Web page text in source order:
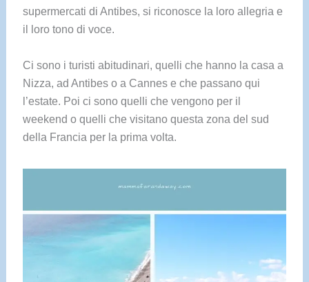
supermercati di Antibes, si riconosce la loro allegria e
il loro tono di voce.
Ci sono i turisti abitudinari, quelli che hanno la casa a
Nizza, ad Antibes o a Cannes e che passano qui
l’estate. Poi ci sono quelli che vengono per il
weekend o quelli che visitano questa zona del sud
della Francia per la prima volta.